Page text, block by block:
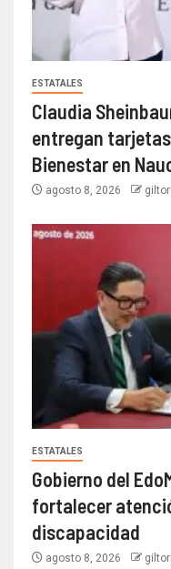
ESTATALES
Claudia
entregan
Bienestar en
agosto 8, 2026
ESTATALES
Gobierno del
fortalecer
discapacidad
agosto 8, 2026